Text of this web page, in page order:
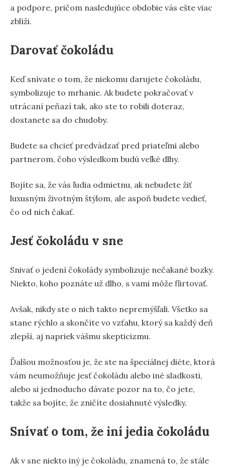
a podpore, pričom nasledujúce obdobie vás ešte viac
zblíži.
Darovať čokoládu
Keď snívate o tom, že niekomu darujete čokoládu,
symbolizuje to mrhanie. Ak budete pokračovať v
utrácaní peňazí tak, ako ste to robili doteraz,
dostanete sa do chudoby.
Budete sa chcieť predvádzať pred priateľmi alebo
partnerom, čoho výsledkom budú veľké dlhy.
Bojíte sa, že vás ľudia odmietnu, ak nebudete žiť
luxusným životným štýlom, ale aspoň budete vedieť,
čo od nich čakať.
Jesť čokoládu v sne
Snivať o jedení čokolády symbolizuje nečakané bozky.
Niekto, koho poznáte už dlho, s vami môže flirtovať.
Avšak, nikdy ste o nich takto nepremýšľali. Všetko sa
stane rýchlo a skončíte vo vzťahu, ktorý sa každý deň
zlepší, aj napriek vášmu skepticizmu.
Ďalšou možnosťou je, že ste na špeciálnej diéte, ktorá
vám neumožňuje jesť čokoládu alebo iné sladkosti,
alebo si jednoducho dávate pozor na to, čo jete,
takže sa bojíte, že zničíte dosiahnuté výsledky.
Snívať o tom, že iní jedia čokoládu
Ak v sne niekto iný je čokoládu, znamená to, že stále